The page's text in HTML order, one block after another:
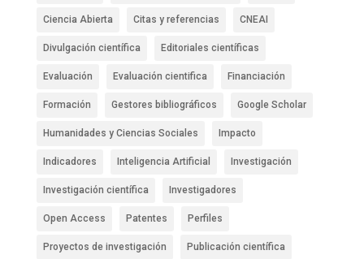
Ciencia Abierta Citas y referencias CNEAI
Divulgación científica Editoriales científicas
Evaluación Evaluación cientifica Financiación
Formación Gestores bibliográficos Google Scholar
Humanidades y Ciencias Sociales Impacto
Indicadores Inteligencia Artificial Investigación
Investigación científica Investigadores
Open Access Patentes Perfiles
Proyectos de investigación Publicación científica